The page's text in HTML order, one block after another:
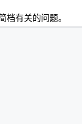
档有关的问题。